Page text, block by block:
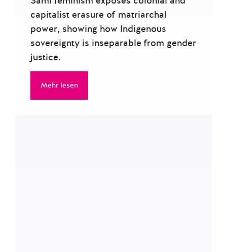
capitalist erasure of matriarchal
power, showing how Indigenous
sovereignty is inseparable from gender
justice.